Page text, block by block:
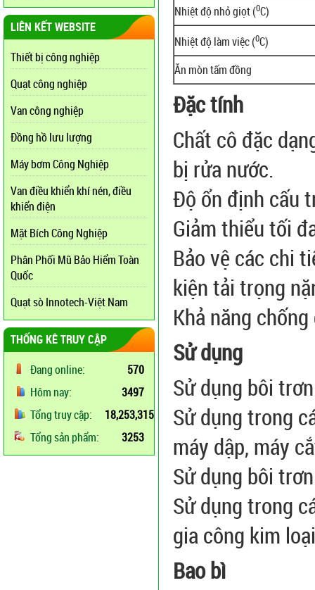
LIÊN KẾT WEBSITE
Thiết bị công nghiệp
Quạt công nghiệp
Van công nghiệp
Đồng hồ lưu lượng
Máy bơm Công Nghiệp
Van điều khiển khí nén, điều
khiển điện
Mặt Bích Công Nghiệp
Phân Phối Mũ Bảo Hiểm Toàn
Quốc
Quạt sò Innotech-Việt Nam
THỐNG KÊ TRUY CẬP
Đang online:
570
Hôm nay:
3497
Tổng truy cập:
18,253,315
Tổng sản phẩm:
3253
Nhiệt độ nhỏ giọt (0C)
Nhiệt độ làm việc (0C)
Ăn mòn tấm đồng
Đặc tính
Chất cô đặc
bị rửa nước.
Độ ổn định cấu
Giảm thiểu tối
Bảo vệ các chi
kiện tải trọng
Khả năng
Sử dụng
Sử dụng bôi
Sử dụng trong
máy dập, máy
Sử dụng bôi
Sử dụng trong
gia công kim
Bao bì